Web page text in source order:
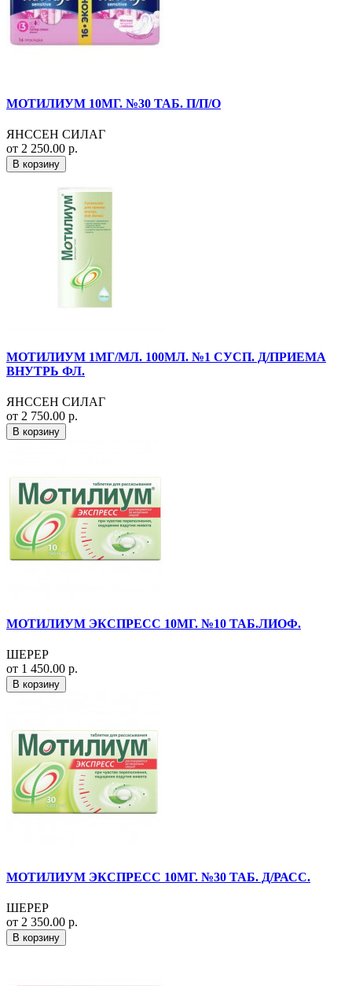
МОТИЛИУМ 10МГ. №30 ТАБ. П/П/О
ЯНССЕН СИЛАГ
от 2 250.00 р.
В корзину
МОТИЛИУМ 1МГ/МЛ. 100МЛ. №1 СУСП. Д/ПРИЕМА
ВНУТРЬ ФЛ.
ЯНССЕН СИЛАГ
от 2 750.00 р.
В корзину
МОТИЛИУМ ЭКСПРЕСС 10МГ. №10 ТАБ.ЛИОФ.
ШЕРЕР
от 1 450.00 р.
В корзину
МОТИЛИУМ ЭКСПРЕСС 10МГ. №30 ТАБ. Д/РАСС.
ШЕРЕР
от 2 350.00 р.
В корзину